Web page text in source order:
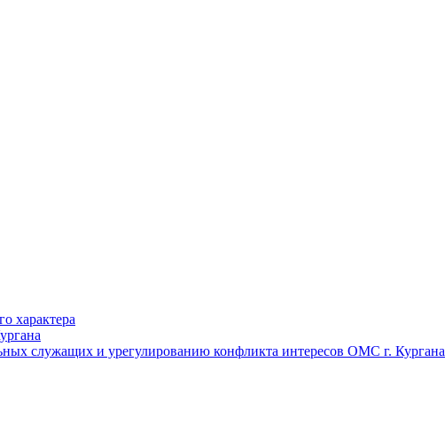
характера
служащих и урегулированию конфликта интересов ОМС г. Кургана